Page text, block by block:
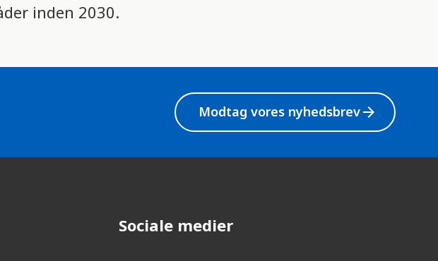
inden 2030.
Modtag vores nyhedsbrevarrow_forward
Sociale medier